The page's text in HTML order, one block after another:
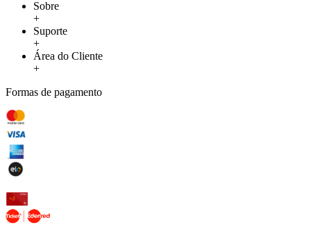
Sobre
+
Suporte
+
Área do Cliente
+
Formas de pagamento